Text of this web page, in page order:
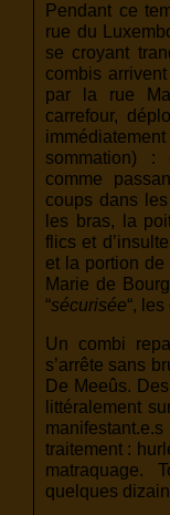
Pendant ce
rue du
se croyant
combis
par la rue
carrefour,
sommation) :
comme
coups dans
les bras, la
flics et
et la portion
Marie de
“sécurisée“,
Un combi
s’arrête sans
De Meeûs.
littéralement
traitement :
matraquage.
quelques